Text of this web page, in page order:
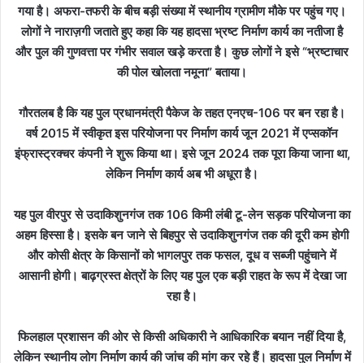
गया है। अफरा-तफरी के बीच बड़ी संख्या में स्थानीय ग्रामीण मौके पर पहुंच गए।
लोगों ने नाराज़गी जताते हुए कहा कि यह हादसा भ्रष्ट निर्माण कार्य का नतीजा है
और पुल की गुणवत्ता पर गंभीर सवाल खड़े करता है। कुछ लोगों ने इसे “भ्रष्टाचार
की पोल खोलता नमूना” बताया।
गौरतलब है कि यह पुल प्रधानमंत्री पैकेज के तहत एनएच-106 पर बन रहा है।
वर्ष 2015 में स्वीकृत इस परियोजना पर निर्माण कार्य जून 2021 में एप्सकॉन
इंफ्रास्ट्रक्चर कंपनी ने शुरू किया था। इसे जून 2024 तक पूरा किया जाना था,
लेकिन निर्माण कार्य अब भी अधूरा है।
यह पुल वीरपुर से उदाकिशुनगंज तक 106 किमी लंबी टू-लेन सड़क परियोजना का
अहम हिस्सा है। इसके बन जाने से बिहपुर से उदाकिशुनगंज तक की दूरी कम होगी
और कोसी क्षेत्र के किसानों को भागलपुर तक फसल, दूध व सब्जी पहुंचाने में
आसानी होगी। बाढ़ग्रस्त क्षेत्रों के लिए यह पुल एक बड़ी राहत के रूप में देखा जा
रहा है।
फिलहाल प्रशासन की ओर से किसी अधिकारी ने आधिकारिक बयान नहीं दिया है,
लेकिन स्थानीय लोग निर्माण कार्य की जांच की मांग कर रहे हैं। हादसा पुल निर्माण में